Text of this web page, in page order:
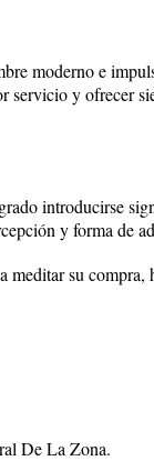
moderno e
y ofrecer
introducirse
y forma de
meditar su
De La Zona.